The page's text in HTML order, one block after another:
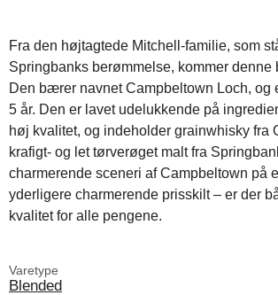
Fra den højtagtede Mitchell-familie, som
Springbanks berømmelse, kommer denne
Den bærer navnet Campbeltown Loch, og
5 år. Den er lavet udelukkende på
høj kvalitet, og indeholder grainwhisky fra
krafigt- og let tørverøget malt fra
charmerende sceneri af Campbeltown på
yderligere charmerende prisskilt – er der
kvalitet for alle pengene.
Varetype
Blended